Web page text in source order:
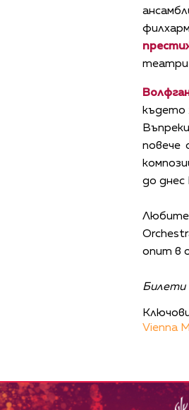
театри
където
повече
до
опит в
Билети
Vienna